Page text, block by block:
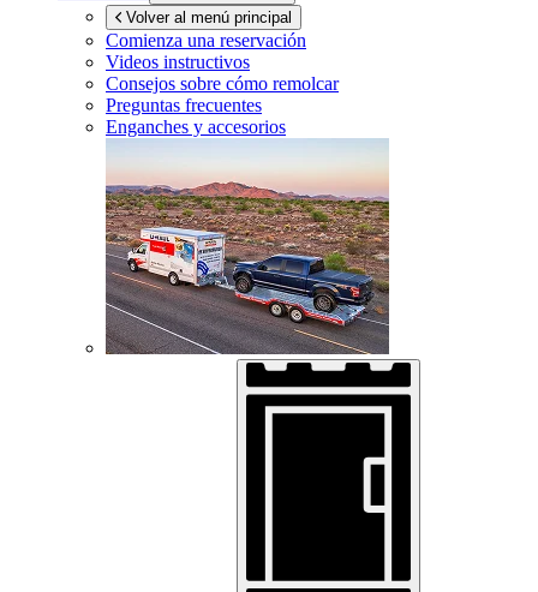
Volver al menú principal
Comienza una reservación
Videos instructivos
Consejos sobre cómo remolcar
Preguntas frecuentes
Enganches y accesorios